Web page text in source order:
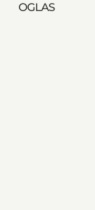
OGLAS